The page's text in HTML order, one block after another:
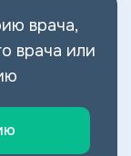
врача,
врача или